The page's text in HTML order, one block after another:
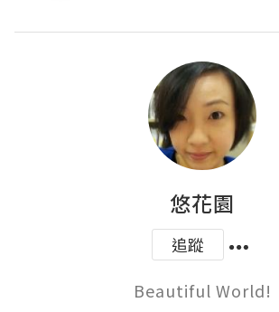
悠花園
追蹤
Beautiful World!